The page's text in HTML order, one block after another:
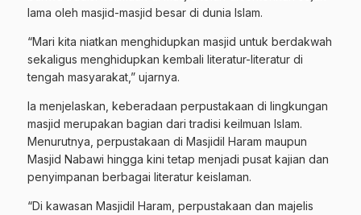
lama oleh masjid-masjid besar di dunia Islam.
“Mari kita niatkan menghidupkan masjid untuk berdakwah
sekaligus menghidupkan kembali literatur-literatur di
tengah masyarakat,” ujarnya.
Ia menjelaskan, keberadaan perpustakaan di lingkungan
masjid merupakan bagian dari tradisi keilmuan Islam.
Menurutnya, perpustakaan di Masjidil Haram maupun
Masjid Nabawi hingga kini tetap menjadi pusat kajian dan
penyimpanan berbagai literatur keislaman.
“Di kawasan Masjidil Haram, perpustakaan dan majelis